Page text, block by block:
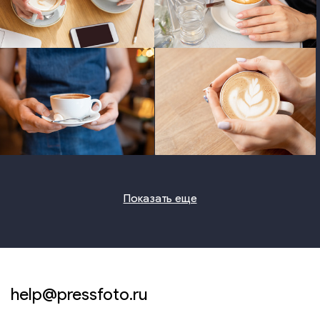
photo photo
photo photo
Показать еще
help@pressfoto.ru